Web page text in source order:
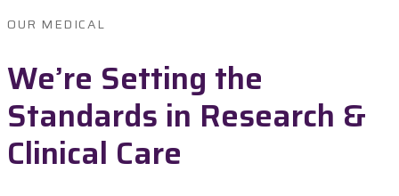
OUR MEDICAL
We’re Setting the
Standards in Research &
Clinical Care